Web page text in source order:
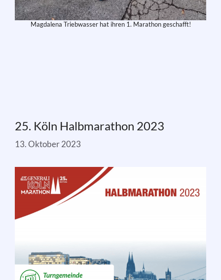
Magdalena Triebwasser hat ihren 1. Marathon geschafft!
25. Köln Halbmarathon 2023
13. Oktober 2023